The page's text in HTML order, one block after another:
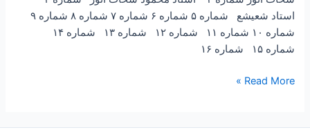
استاد شعیشع شماره ۵ شماره ۶ شماره ۷ شماره ۸ شماره ۹
شماره ۱۵ شماره ۱۶
Read More »